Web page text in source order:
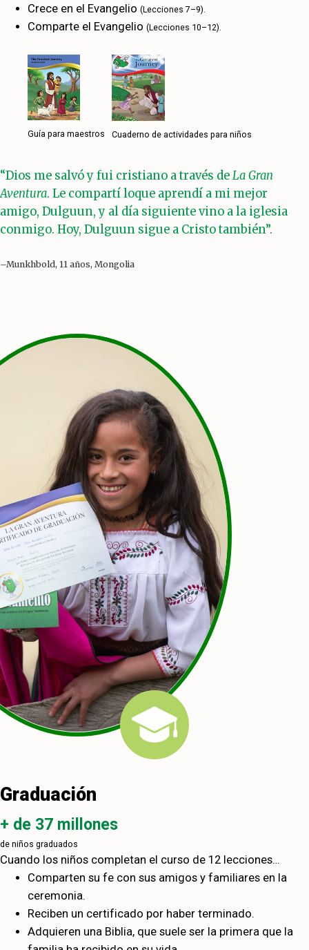
Crece en el Evangelio (Lecciones 7–9).
Comparte el Evangelio (Lecciones 10–12).
Guía para maestros Cuaderno de actividades para niños
“Dios me salvó y fui cristiano a través deLa Gran
Aventura. Le compartí loque aprendí a mi mejor
amigo, Dulguun, y al día siguiente vino a la iglesia
conmigo. Hoy, Dulguun sigue a Cristo también”.
–Munkhbold, 11 años, Mongolia
Graduación
+ de 37 millones
de niños graduados
Cuando los niños completan el curso de 12 lecciones…
Comparten su fe con sus amigos y familiares en la
ceremonia.
Reciben un certificado por haber terminado.
Adquieren una Biblia, que suele ser la primera que la